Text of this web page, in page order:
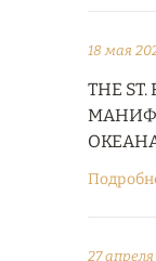
18 мая
THE
27